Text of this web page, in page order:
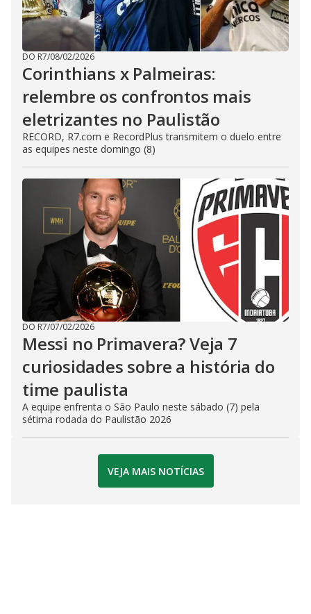
DO R7/08/02/2026
Corinthians x Palmeiras:
relembre os confrontos mais
eletrizantes no Paulistão
RECORD, R7.com e RecordPlus transmitem o duelo entre
as equipes neste domingo (8)
DO R7/07/02/2026
Messi no Primavera? Veja 7
curiosidades sobre a história do
time paulista
A equipe enfrenta o São Paulo neste sábado (7) pela
sétima rodada do Paulistão 2026
VEJA MAIS NOTÍCIAS